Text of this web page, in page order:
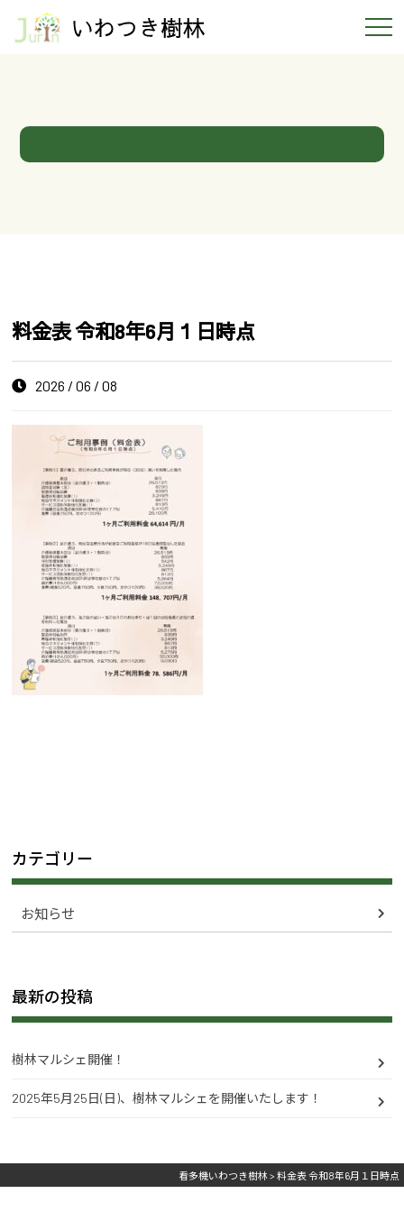
料金表 令和8年6月１日時点
2026 / 06 / 08
カテゴリー
お知らせ
最新の投稿
樹林マルシェ開催！
2025年5月25日(日)、樹林マルシェを開催いたします！
看多機いわつき樹林 > 料金表 令和8年6月１日時点